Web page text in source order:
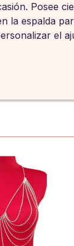
Posee
la espalda
el